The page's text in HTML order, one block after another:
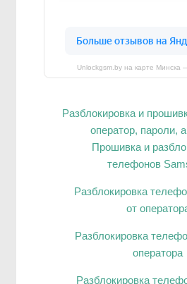
Unlockgsm.by на карте Минска
Разблокировка и
оператор, пароли,
Прошивка и
телефонов
Разблокировка
от
Разблокировка
оператора
Разблокировка